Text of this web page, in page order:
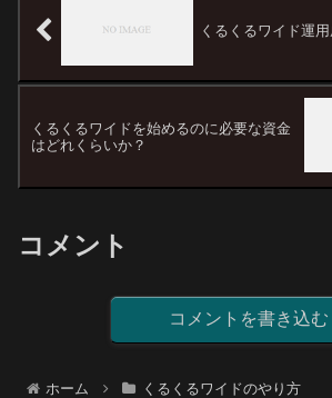
くるくるワイド運
くるくるワイドを始めるのに必要な資金
はどれくらいか？
コメント
コメントを書き込む
ホーム くるくるワイドのやり方